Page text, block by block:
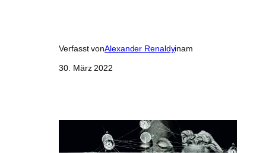
Verfasst vonAlexander Renaldyinam
30. März 2022